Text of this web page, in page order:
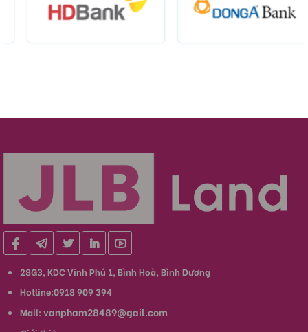
28G3, KDC Vĩnh Phú 1, Bình Hoà, Bình Dương
Hotline:0918 909 394
Mail: vanpham28489@gail.com